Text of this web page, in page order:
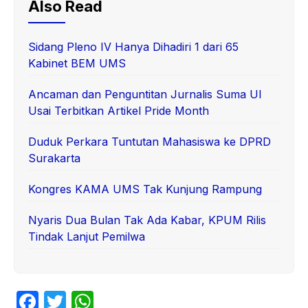
Also Read
Sidang Pleno IV Hanya Dihadiri 1 dari 65
Kabinet BEM UMS
Ancaman dan Penguntitan Jurnalis Suma UI
Usai Terbitkan Artikel Pride Month
Duduk Perkara Tuntutan Mahasiswa ke DPRD
Surakarta
Kongres KAMA UMS Tak Kunjung Rampung
Nyaris Dua Bulan Tak Ada Kabar, KPUM Rilis
Tindak Lanjut Pemilwa
F
T